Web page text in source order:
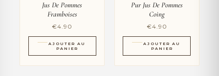
Jus De Pommes
Framboises
€4.90
AJOUTER AU
PANIER
Pur Jus De Pommes
Coing
€4.90
AJOUTER AU
PANIER